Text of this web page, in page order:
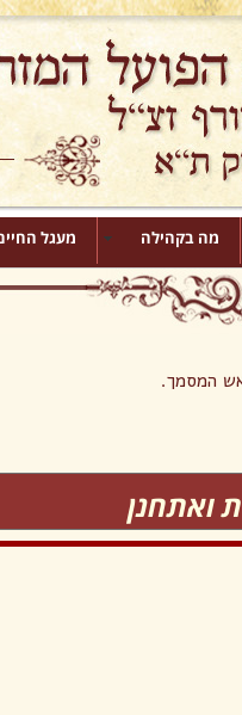
מה בקהילה מעגל
המסמך.
ואתחנן